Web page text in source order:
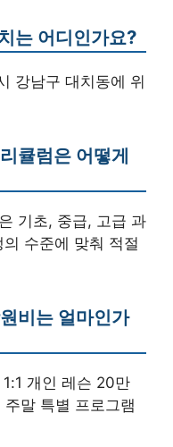
는 어디인가요?
강남구 대치동에 위
큘럼은 어떻게
기초, 중급, 고급 과
수준에 맞춰 적절
비는 얼마인가
개인 레슨 20만
말 특별 프로그램